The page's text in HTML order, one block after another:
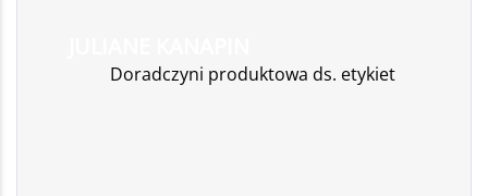
Doradczyni produktowa ds. etykiet